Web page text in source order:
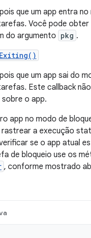
que um app entra
Você pode obter
do argumento pkg .
que um app sai do
Este callback
o app.
app no modo de
a execução
se o app atual
de bloqueio use os
, conforme mostrado